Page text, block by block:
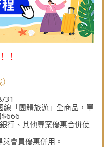
！
31
線「團體旅遊」全商品，單
$666
行、其他專案優惠合併使
會員優惠併用。